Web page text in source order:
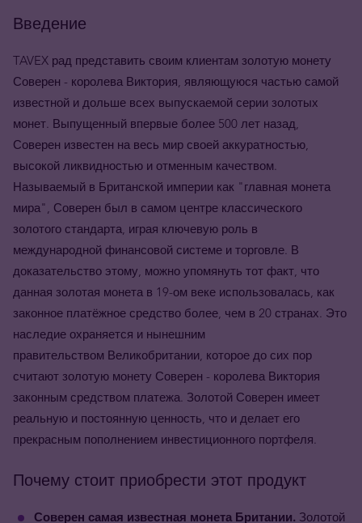
Введение
TAVEX рад представить своим клиентам золотую монету
Соверен - королева Виктория, являющуюся частью самой
известной и дольше всех выпускаемой серии золотых
монет. Выпущенный впервые более 500 лет назад,
Соверен известен на весь мир своей аккуратностью,
высокой ликвидностью и отменным качеством.
Называемый в Британской империи как "главная монета
мира", Соверен был в самом центре классического
золотого стандарта, играя ключевую роль в
международной финансовой системе и торговле. В
доказательство этому, можно упомянуть тот факт, что
данная золотая монета в 19-ом веке использовалась, как
законное платёжное средство более, чем в 20 странах. Это
наследие охраняется и нынешним
правительством Великобритании, которое до сих пор
считают золотую монету Соверен - королева Виктория
законным средством платежа. Золотой Соверен имеет
реальную и постоянную ценность, что и делает его
прекрасным пополнением инвестиционного портфеля.
Почему стоит приобрести этот продукт
Соверен самая известная монета Британии. Золотой